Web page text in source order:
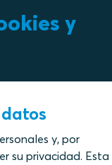
y
y, por
su privacidad. Esta